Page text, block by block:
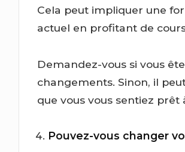
Cela peut impliquer une
actuel en profitant de
Demandez-vous si vous
changements. Sinon, il
que vous vous sentiez prêt
Pouvez-vous changer